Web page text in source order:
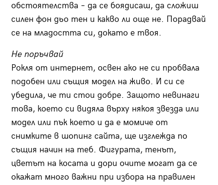
обстоятелства – да се боядисаш, да сложиш
силен фон дьо тен и какво ли още не. Порадвай
се на младостта си, докато е твоя.
Не поръчвай
Рокля от интернет, освен ако не си пробвала
подобен или същия модел на живо. И си се
убедила, че ти стои добре. Защото невинаги
това, което си видяла върху някоя звезда или
модел или пък което и да е момиче от
снимките в шопинг сайта, ще изглежда по
същия начин на теб. Фигурата, тенът,
цветът на косата и дори очите могат да се
окажат много важни при избора на правилен